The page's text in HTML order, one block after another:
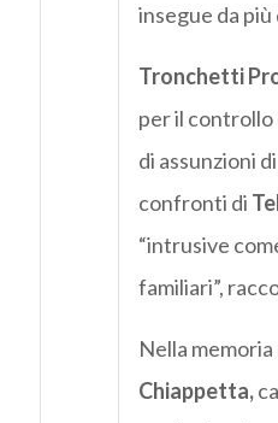
insegue da più
Tronchetti
per il controllo
di assunzioni
confronti di
“intrusive
familiari”,
Nella
Chiappetta,